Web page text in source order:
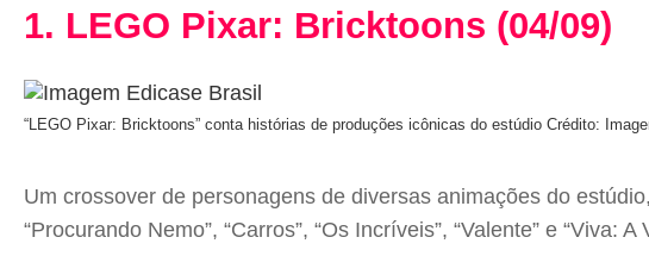
1. LEGO Pixar: Bricktoons (04/09)
“LEGO Pixar: Bricktoons” conta histórias de produções icônicas do estúdio Crédito:
Um crossover de personagens de diversas animações do
“Procurando Nemo”, “Carros”, “Os Incríveis”, “Valente” e “Viva: